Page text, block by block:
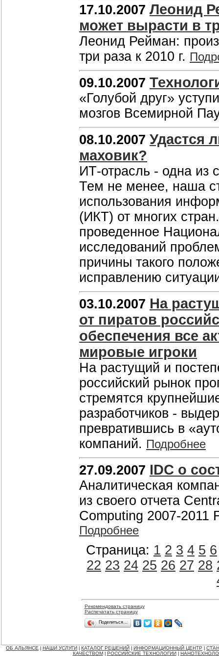
17.10.2007 Леонид
может вырасти в
Леонид Рейман:
три раза к 2010 г.
09.10.2007
«Голубой друг»
мозгов Всемирной
08.10.2007 Удастся
маховик?
ИТ-отрасль - одна из
Тем не менее, наша
использования
(ИКТ) от многих
проведенное
исследований
причины такого
исправлению
03.10.2007 На
от пиратов
обеспечения все
мировые игроки
На растущий и
российский рынок
стремятся
разработчиков -
превратившись в
компаний. Подробнее
27.09.2007 IDC о
Аналитическая
из своего отчета
Computing 2007-2011
Подробнее
Страница: 1 2 3 4 5 6
22 23 24 25 26 27 28
Рекомендовать страницу
Распечатать страницу
Поделиться…
ОБ АЛЬЯНСЕ НАШИ УСЛУГИ КАТАЛОГ РЕШЕНИЙ ИНФОРМАЦИОННЫЙ ЦЕНТР
КАЧЕСТВОМ
РОССИЙСКИЕ ТЕХНОЛОГИИ